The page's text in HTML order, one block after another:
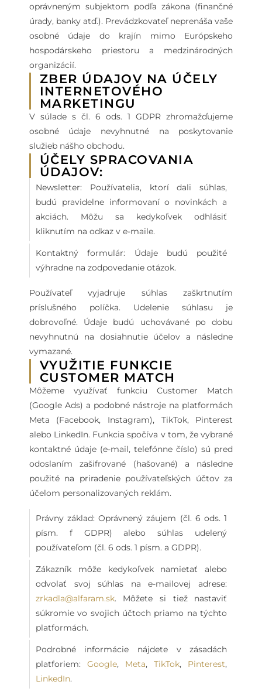
oprávneným subjektom podľa zákona (finančné
úrady, banky atď.). Prevádzkovateľ neprenáša vaše
osobné údaje do krajín mimo Európskeho
hospodárskeho priestoru a medzinárodných
organizácií.
ZBER ÚDAJOV NA ÚČELY
INTERNETOVÉHO
MARKETINGU
V súlade s čl. 6 ods. 1 GDPR zhromažďujeme
osobné údaje nevyhnutné na poskytovanie
služieb nášho obchodu.
ÚČELY SPRACOVANIA
ÚDAJOV:
Newsletter: Používatelia, ktorí dali súhlas,
budú pravidelne informovaní o novinkách a
akciách. Môžu sa kedykoľvek odhlásiť
kliknutím na odkaz v e-maile.
Kontaktný formulár: Údaje budú použité
výhradne na zodpovedanie otázok.
Používateľ vyjadruje súhlas zaškrtnutím
príslušného políčka. Udelenie súhlasu je
dobrovoľné. Údaje budú uchovávané po dobu
nevyhnutnú na dosiahnutie účelov a následne
vymazané.
VYUŽITIE FUNKCIE
CUSTOMER MATCH
Môžeme využívať funkciu Customer Match
(Google Ads) a podobné nástroje na platformách
Meta (Facebook, Instagram), TikTok, Pinterest
alebo LinkedIn. Funkcia spočíva v tom, že vybrané
kontaktné údaje (e-mail, telefónne číslo) sú pred
odoslaním zašifrované (hašované) a následne
použité na priradenie používateľských účtov za
účelom personalizovaných reklám.
Právny základ: Oprávnený záujem (čl. 6 ods. 1
písm. f GDPR) alebo súhlas udelený
používateľom (čl. 6 ods. 1 písm. a GDPR).
Zákazník môže kedykoľvek namietať alebo
odvolať svoj súhlas na e-mailovej adrese:
zrkadla@alfaram.sk. Môžete si tiež nastaviť
súkromie vo svojich účtoch priamo na týchto
platformách.
Podrobné informácie nájdete v zásadách
platforiem: Google, Meta,TikTok, Pinterest,
LinkedIn.